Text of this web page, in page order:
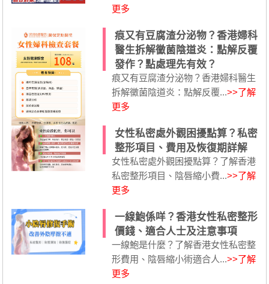
更多
痕又有豆腐渣分泌物？香港婦科
醫生拆解黴菌陰道炎：點解反覆
發作？點處理先有效？
痕又有豆腐渣分泌物？香港婦科醫生
拆解黴菌陰道炎：點解反覆...>>了解
更多
女性私密處外觀困擾點算？私密
整形項目、費用及恢復期詳解
女性私密處外觀困擾點算？了解香港
私密整形項目、陰唇縮小費...>>了解
更多
一線鮑係咩？香港女性私密整形
價錢、適合人士及注意事項
一線鮑是什麼？了解香港女性私密整
形費用、陰唇縮小術適合人...>>了解
更多